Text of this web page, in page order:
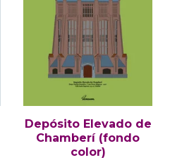
Depósito Elevado de
Chamberí (fondo
color)